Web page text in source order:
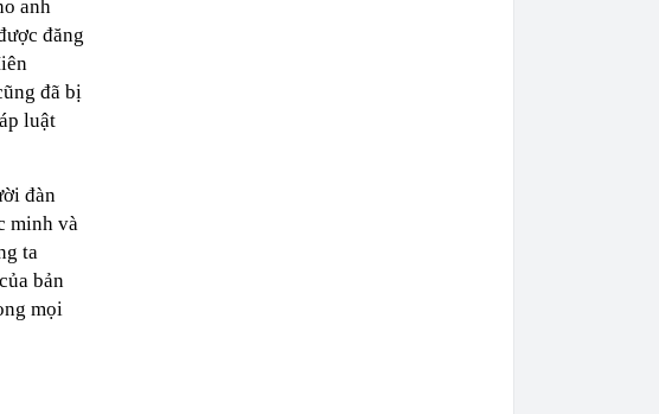
anh
đăng
đã bị
luật
đàn
minh và
ta
bản
mọi